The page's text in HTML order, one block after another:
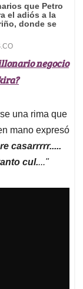
negocio
una rima que
mano expresó
casarrrrr.....
cul...."